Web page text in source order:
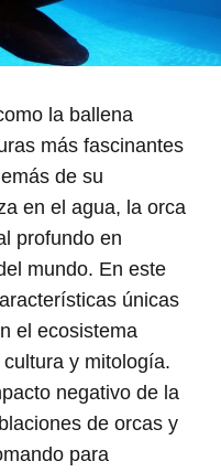
la ballena
más fascinantes
de su
en el agua, la orca
profundo en
mundo. En este
únicas
el ecosistema
y mitología.
negativo de la
de orcas y
para